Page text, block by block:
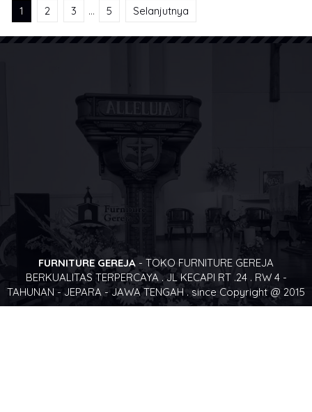
1 2 3 … 5 Selanjutnya
FURNITURE GEREJA - TOKO FURNITURE GEREJA
BERKUALITAS TERPERCAYA . JL KECAPI RT .24 . RW 4 -
TAHUNAN - JEPARA - JAWA TENGAH . since Copyright @ 2015